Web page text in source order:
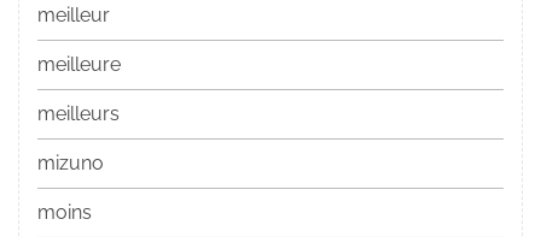
meilleur
meilleure
meilleurs
mizuno
moins